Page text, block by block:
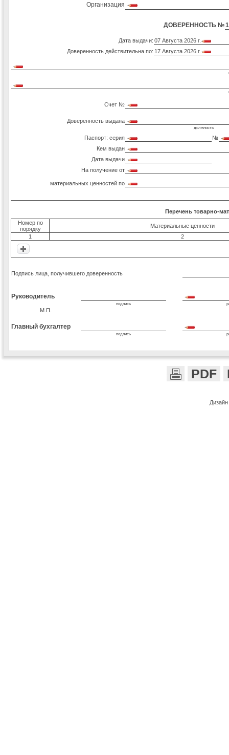
Организация
ДОВЕРЕННОСТЬ №1
Дата выдачи: 07 Августа 2026 г.
Доверенность действительна по: 17 Августа 2026 г.
Счет №
Доверенность выдана
должность
Паспорт: серия
№
Кем выдан
Дата выдачи
На получение от
материальных ценностей по
Перечень товарно-
Номер по
порядку
Материальные ценности
1
2
Подпись лица, получившего доверенность
Руководитель
подпись
М.П.
Главный бухгалтер
подпись
PDF